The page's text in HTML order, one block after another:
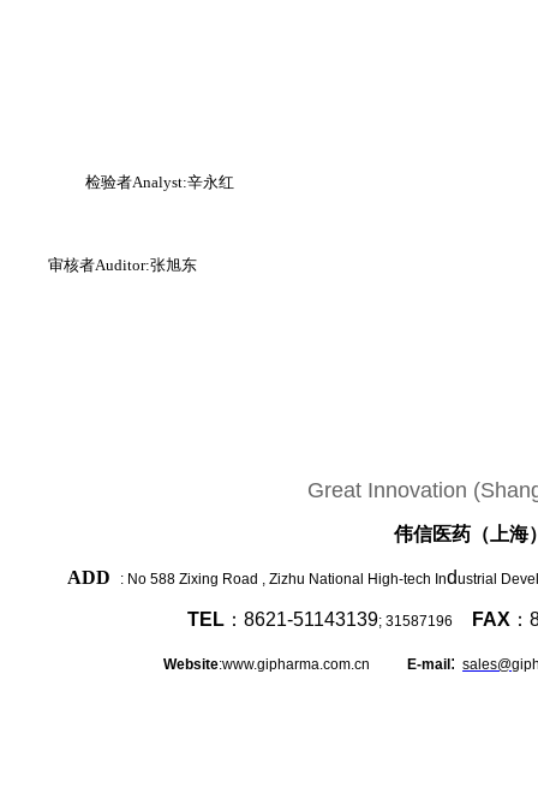
检验者Analyst:辛永红
审核者Auditor:张旭东
Great Innovation
伟信医药（上海
ADD : No 588 Zixing Road , Zizhu National High-tech Industrial
TEL ： 8621-51143139; 31587196 FAX ：
Website:www.gipharma.com.cn E-mail : sales@